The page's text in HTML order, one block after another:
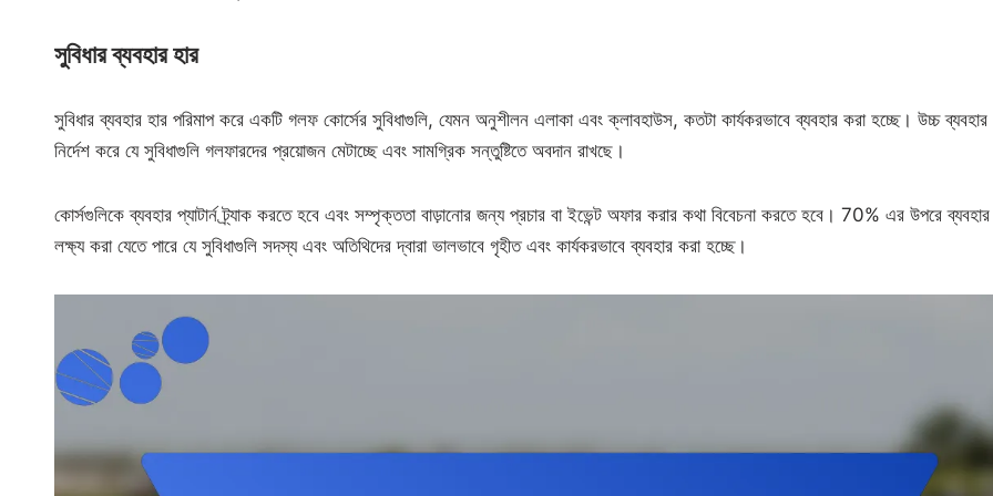
সুবিধার ব্যবহার হার
সুবিধার ব্যবহার হার পরিমাপ করে একটি গলফ কোর্সের সুবিধাগুলি, যেমন অনুশীলন এলাকা এবং ক্লাবহাউস, কতটা কার্যকরভাবে ব্যবহার করা হচ্ছে। উচ্চ ব্যবহার
নির্দেশ করে যে সুবিধাগুলি গলফারদের প্রয়োজন মেটাচ্ছে এবং সামগ্রিক সন্তুষ্টিতে অবদান রাখছে।
কোর্সগুলিকে ব্যবহার প্যাটার্ন ট্র্যাক করতে হবে এবং সম্পৃক্ততা বাড়ানোর জন্য প্রচার বা ইভেন্ট অফার করার কথা বিবেচনা করতে হবে। 70% এর উপরে ব্যবহার
লক্ষ্য করা যেতে পারে যে সুবিধাগুলি সদস্য এবং অতিথিদের দ্বারা ভালভাবে গৃহীত এবং কার্যকরভাবে ব্যবহার করা হচ্ছে।